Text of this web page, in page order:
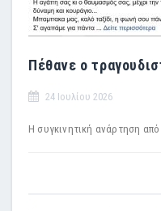
Πέθανε ο
24 Ιουλίου 2026
Η συγκινητική ανάρτηση